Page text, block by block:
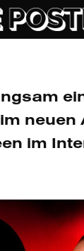
neuen
im